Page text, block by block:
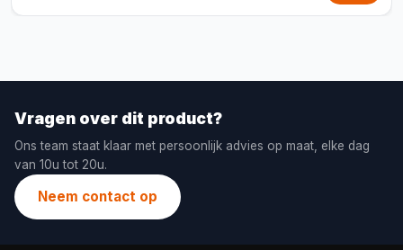
Vragen over dit product?
Ons team staat klaar met persoonlijk advies op maat, elke dag
van 10u tot 20u.
Neem contact op